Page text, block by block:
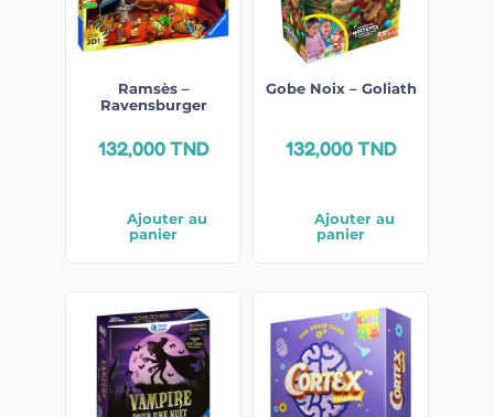
Ramsès –
Ravensburger
132,000TND
Ajouter au
panier
Gobe Noix – Goliath
132,000TND
Ajouter au
panier